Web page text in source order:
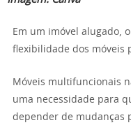
Em um imóvel alugado,
flexibilidade dos móveis
Móveis multifuncionais
uma necessidade para
depender de mudanças